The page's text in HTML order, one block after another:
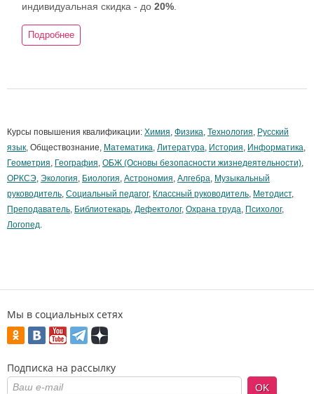
индивидуальная скидка - до 20%
Подробнее
Курсы повышения квалификации: Химия, Физика, Технология, Русский
язык, Обществознание, Математика, Литература, История, Информатика,
Геометрия, География, ОБЖ (Основы безопасности жизнедеятельности),
ОРКСЭ, Экология, Биология, Астрономия, Алгебра, Музыкальный
руководитель, Социальный педагог, Классный руководитель, Методист,
Преподаватель, Библиотекарь, Дефектолог, Охрана труда, Психолог,
Логопед.
Мы в социальных сетях
Подписка на рассылку
OK